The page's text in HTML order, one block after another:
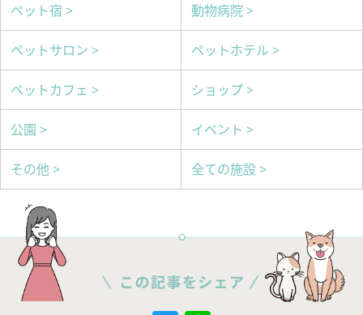
ペット宿 > 動物病院 >
ペットサロン > ペットホテル >
ペットカフェ > ショップ >
公園 > イベント >
その他 > 全ての施設 >